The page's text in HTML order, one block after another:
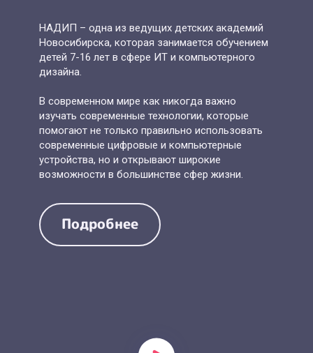
НАДИП – одна из ведущих детских академий
Новосибирска, которая занимается обучением
детей 7-16 лет в сфере ИТ и компьютерного
дизайна.
В современном мире как никогда важно
изучать современные технологии, которые
помогают не только правильно использовать
современные цифровые и компьютерные
устройства, но и открывают широкие
возможности в большинстве сфер жизни.
Подробнее